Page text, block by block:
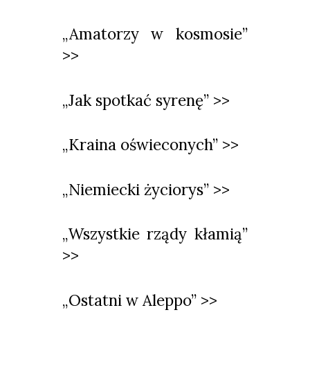
„Amatorzy w kosmosie”
>>
„Jak spotkać syrenę” >>
„Kraina oświeconych” >>
„Niemiecki życiorys” >>
„Wszystkie rządy kłamią”
>>
„Ostatni w Aleppo” >>